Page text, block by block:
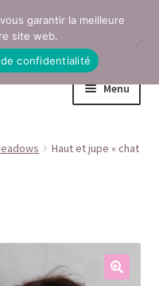
Menu
Haut et jupe « chat
garantir la meilleure
site web.
confidentialité